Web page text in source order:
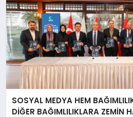
SOSYAL MEDYA HEM
DİĞER BAĞIMLILIKLARA ZEMİN